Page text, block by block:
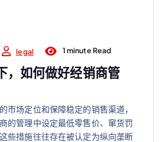
legal 1 minute Read
，如何做好经销商管
市场定位和保障稳定的销售渠道，
的管理中设定最低零售价、窜货罚
些措施往往存在被认定为纵向垄断